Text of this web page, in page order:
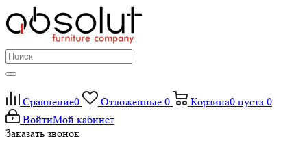
Сравнение0 Отложенные 0 Корзина0 пуста 0
ВойтиМой кабинет
Заказать звонок